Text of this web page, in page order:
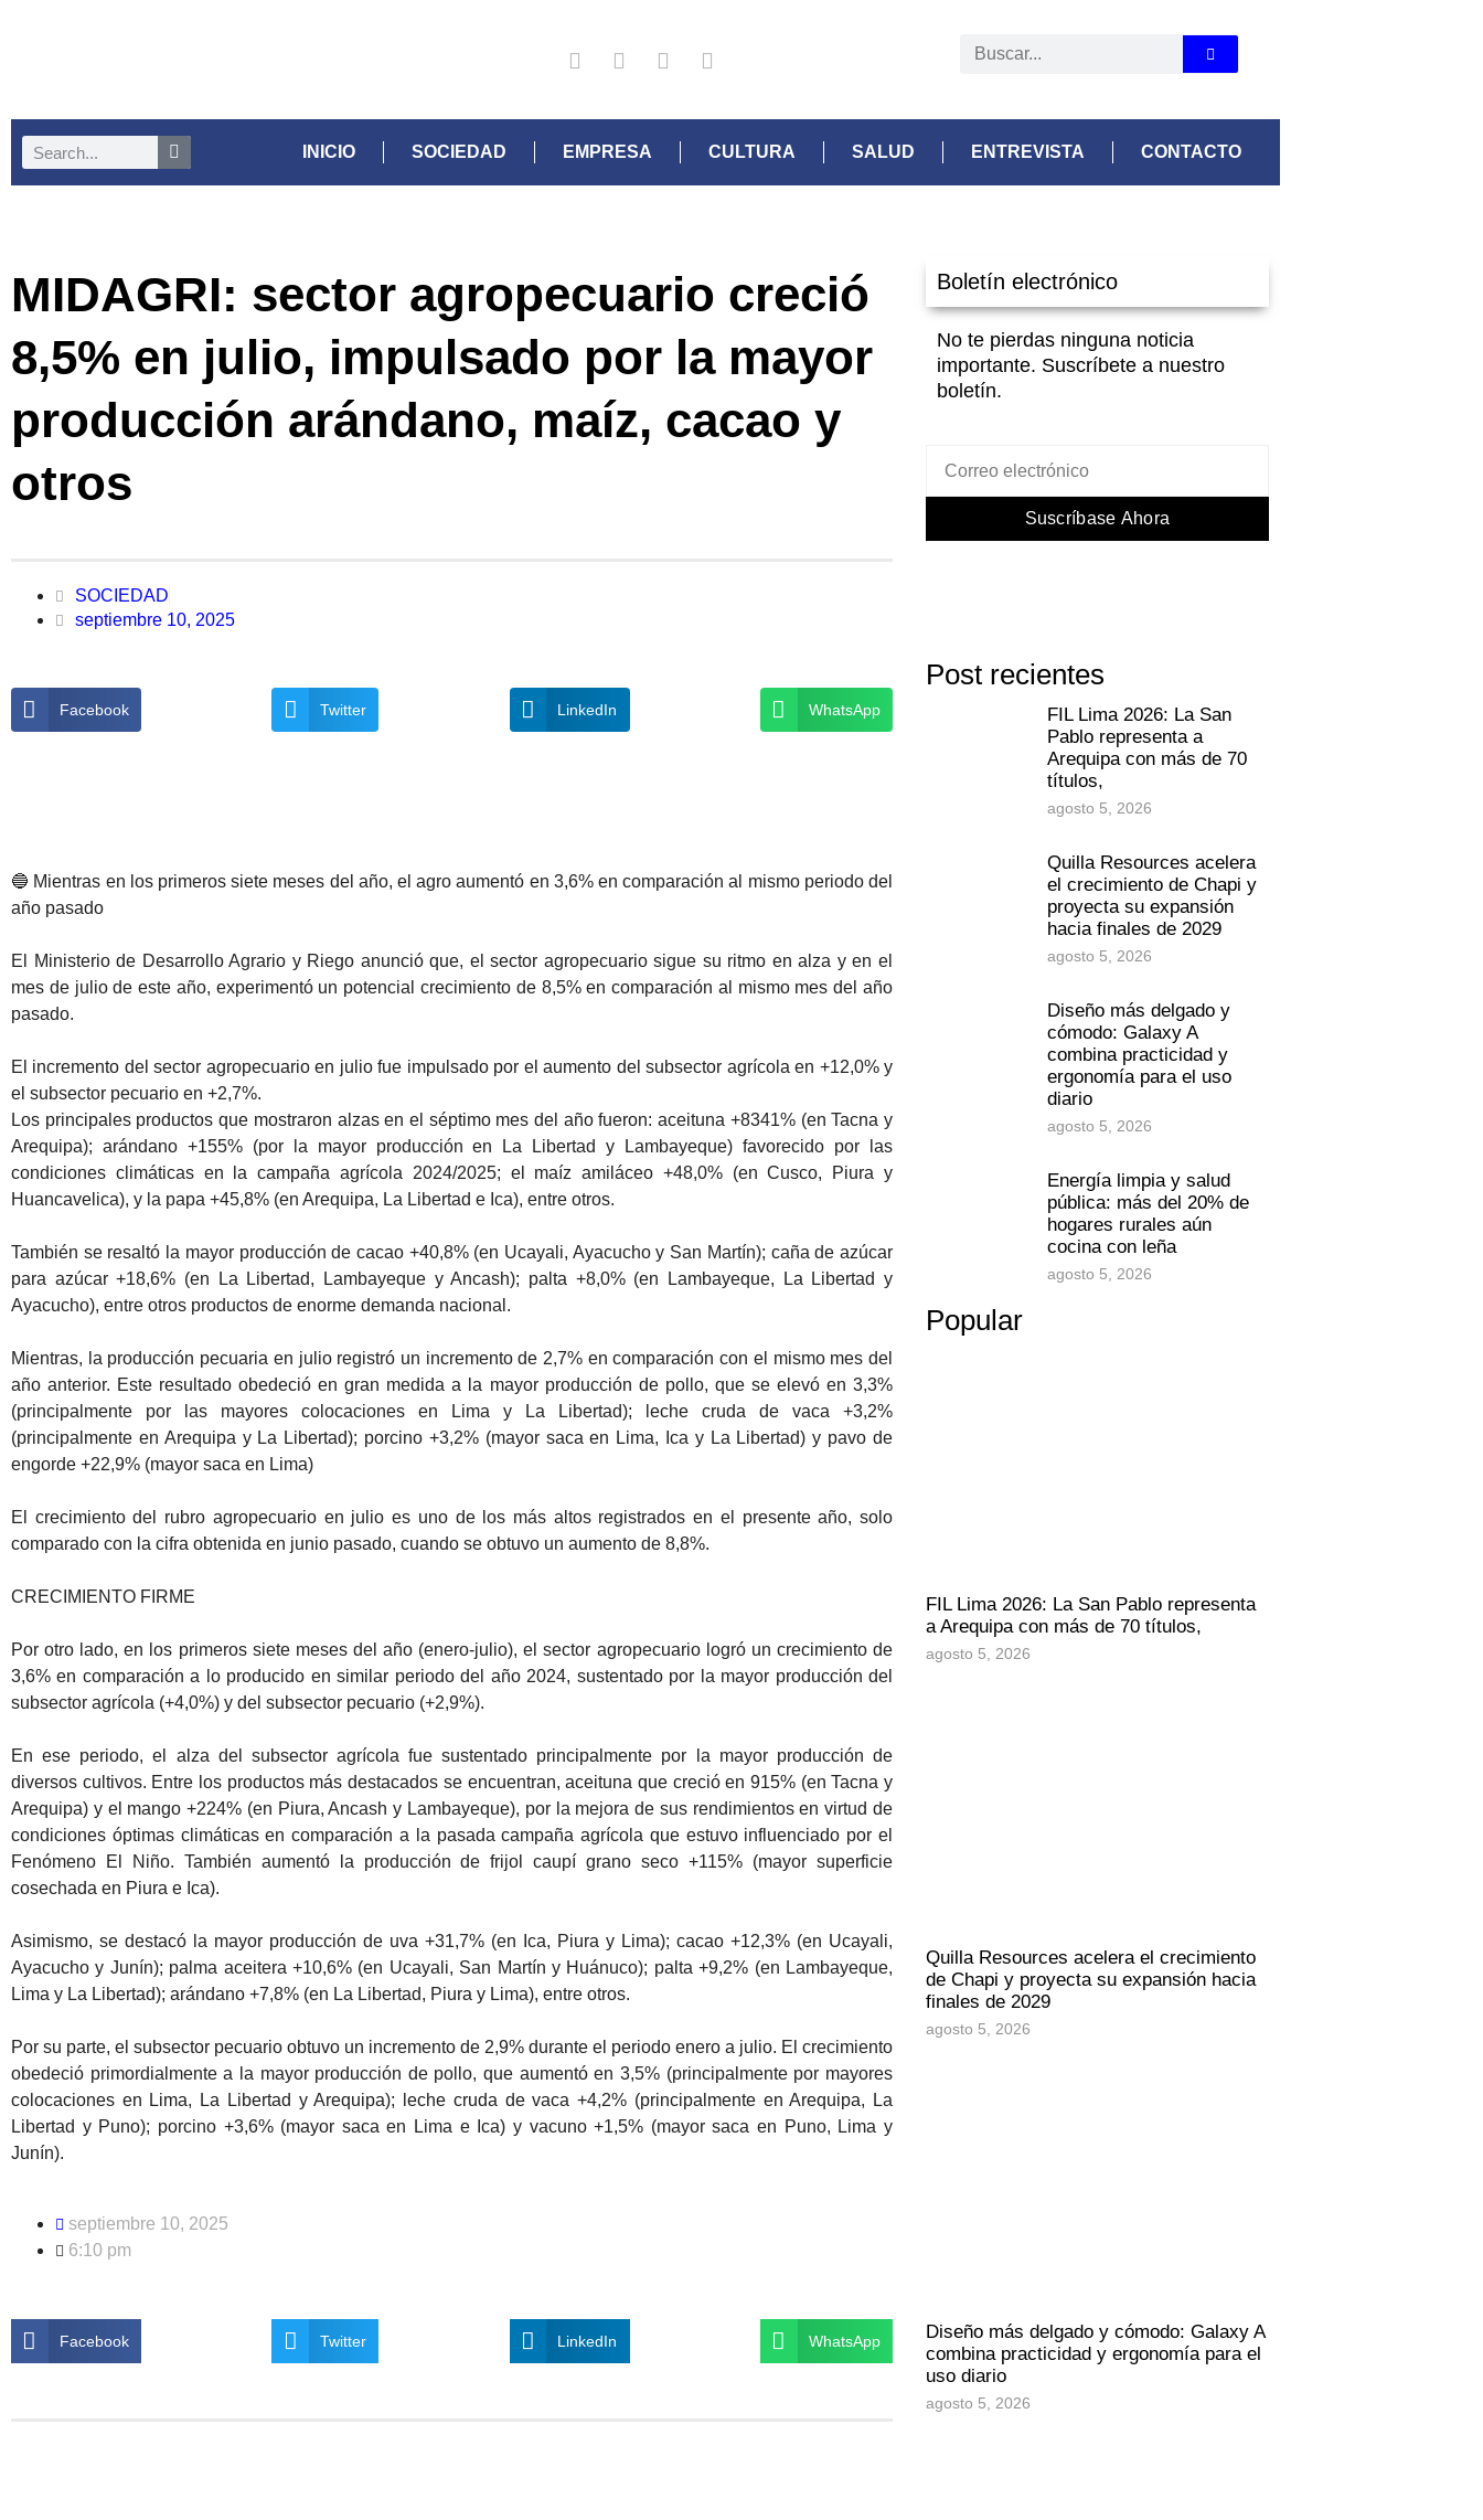
INICIO SOCIEDAD EMPRESA CULTURA SALUD ENTREVISTA CONTACTO
MIDAGRI: sector agropecuario creció
8,5% en julio, impulsado por la mayor
producción arándano, maíz, cacao y
otros
SOCIEDAD
septiembre 10, 2025
Facebook Twitter LinkedIn WhatsApp
🔵 Mientras en los primeros siete meses del año, el agro aumentó en 3,6% en comparación al mismo periodo del
año pasado
El Ministerio de Desarrollo Agrario y Riego anunció que, el sector agropecuario sigue su ritmo en alza y en el
mes de julio de este año, experimentó un potencial crecimiento de 8,5% en comparación al mismo mes del año
pasado.
El incremento del sector agropecuario en julio fue impulsado por el aumento del subsector agrícola en +12,0% y
el subsector pecuario en +2,7%.
Los principales productos que mostraron alzas en el séptimo mes del año fueron: aceituna +8341% (en Tacna y
Arequipa); arándano +155% (por la mayor producción en La Libertad y Lambayeque) favorecido por las
condiciones climáticas en la campaña agrícola 2024/2025; el maíz amiláceo +48,0% (en Cusco, Piura y
Huancavelica), y la papa +45,8% (en Arequipa, La Libertad e Ica), entre otros.
También se resaltó la mayor producción de cacao +40,8% (en Ucayali, Ayacucho y San Martín); caña de azúcar
para azúcar +18,6% (en La Libertad, Lambayeque y Ancash); palta +8,0% (en Lambayeque, La Libertad y
Ayacucho), entre otros productos de enorme demanda nacional.
Mientras, la producción pecuaria en julio registró un incremento de 2,7% en comparación con el mismo mes del
año anterior. Este resultado obedeció en gran medida a la mayor producción de pollo, que se elevó en 3,3%
(principalmente por las mayores colocaciones en Lima y La Libertad); leche cruda de vaca +3,2%
(principalmente en Arequipa y La Libertad); porcino +3,2% (mayor saca en Lima, Ica y La Libertad) y pavo de
engorde +22,9% (mayor saca en Lima)
El crecimiento del rubro agropecuario en julio es uno de los más altos registrados en el presente año, solo
comparado con la cifra obtenida en junio pasado, cuando se obtuvo un aumento de 8,8%.
CRECIMIENTO FIRME
Por otro lado, en los primeros siete meses del año (enero-julio), el sector agropecuario logró un crecimiento de
3,6% en comparación a lo producido en similar periodo del año 2024, sustentado por la mayor producción del
subsector agrícola (+4,0%) y del subsector pecuario (+2,9%).
En ese periodo, el alza del subsector agrícola fue sustentado principalmente por la mayor producción de
diversos cultivos. Entre los productos más destacados se encuentran, aceituna que creció en 915% (en Tacna y
Arequipa) y el mango +224% (en Piura, Ancash y Lambayeque), por la mejora de sus rendimientos en virtud de
condiciones óptimas climáticas en comparación a la pasada campaña agrícola que estuvo influenciado por el
Fenómeno El Niño. También aumentó la producción de frijol caupí grano seco +115% (mayor superficie
cosechada en Piura e Ica).
Asimismo, se destacó la mayor producción de uva +31,7% (en Ica, Piura y Lima); cacao +12,3% (en Ucayali,
Ayacucho y Junín); palma aceitera +10,6% (en Ucayali, San Martín y Huánuco); palta +9,2% (en Lambayeque,
Lima y La Libertad); arándano +7,8% (en La Libertad, Piura y Lima), entre otros.
Por su parte, el subsector pecuario obtuvo un incremento de 2,9% durante el periodo enero a julio. El crecimiento
obedeció primordialmente a la mayor producción de pollo, que aumentó en 3,5% (principalmente por mayores
colocaciones en Lima, La Libertad y Arequipa); leche cruda de vaca +4,2% (principalmente en Arequipa, La
Libertad y Puno); porcino +3,6% (mayor saca en Lima e Ica) y vacuno +1,5% (mayor saca en Puno, Lima y
Junín).
septiembre 10, 2025
6:10 pm
Facebook Twitter LinkedIn WhatsApp
Boletín electrónico
No te pierdas ninguna noticia
importante. Suscríbete a nuestro
boletín.
Suscríbase Ahora
Post recientes
FIL Lima 2026: La San
Pablo representa a
Arequipa con más de 70
títulos,
agosto 5, 2026
Quilla Resources acelera
el crecimiento de Chapi y
proyecta su expansión
hacia finales de 2029
agosto 5, 2026
Diseño más delgado y
cómodo: Galaxy A
combina practicidad y
ergonomía para el uso
diario
agosto 5, 2026
Energía limpia y salud
pública: más del 20% de
hogares rurales aún
cocina con leña
agosto 5, 2026
Popular
FIL Lima 2026: La San Pablo representa
a Arequipa con más de 70 títulos,
agosto 5, 2026
Quilla Resources acelera el crecimiento
de Chapi y proyecta su expansión hacia
finales de 2029
agosto 5, 2026
Diseño más delgado y cómodo: Galaxy A
combina practicidad y ergonomía para el
uso diario
agosto 5, 2026